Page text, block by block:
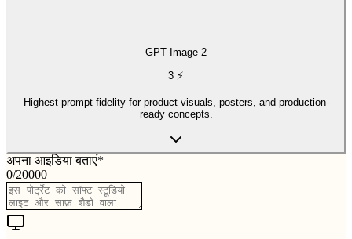
GPT Image 2
3 ⚡
Highest prompt fidelity for product visuals, posters, and production-
ready concepts.
अपना आइडिया बताएं*
0/20000